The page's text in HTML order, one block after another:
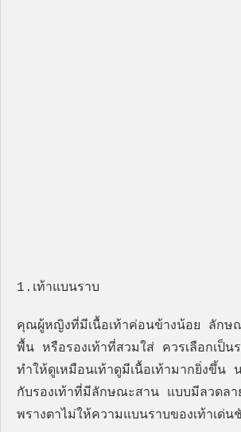
1.เท้าแบนราบ
คุณผู้หญิงที่มีเนื้อเท้าค่อนข้างน้อย ลักษ
พื้น หรือรองเท้าที่สวมใส่ ควรเลือกเป็น
ทำให้ดูเหมือนเท้าดูมีเนื้อเท้ามากยิ่งขึ้น
กับรองเท้าที่มีลักษณะสาน แบบมีลวดล
พรางตาไม่ให้ความแบนราบของเท้าเด่น